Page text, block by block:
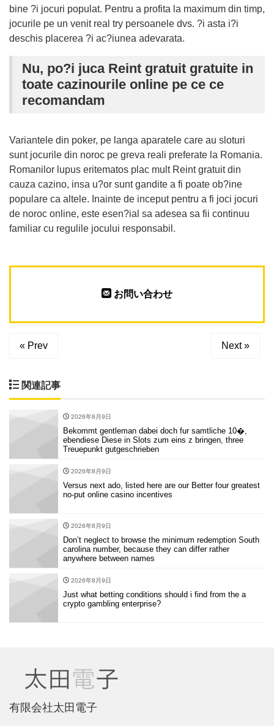
bine ?i jocuri populat. Pentru a profita la maximum din timp,
jocurile pe un venit real try persoanele dvs. ?i asta i?i
deschis placerea ?i ac?iunea adevarata.
Nu, po?i juca Reint gratuit gratuite in
toate cazinourile online pe ce ce
recomandam
Variantele din poker, pe langa aparatele care au sloturi
sunt jocurile din noroc pe greva reali preferate la Romania.
Romanilor lupus eritematos plac mult Reint gratuit din
cauza cazino, insa u?or sunt gandite a fi poate ob?ine
populare ca altele. Inainte de inceput pentru a fi joci jocuri
de noroc online, este esen?ial sa adesea sa fii continuu
familiar cu regulile jocului responsabil.
お問い合わせ
« Prev Next »
関連記事
2026年8月9日
Bekommt gentleman dabei doch fur samtliche 10�,
ebendiese Diese in Slots zum eins z bringen, three
Treuepunkt gutgeschrieben
2026年8月9日
Versus next ado, listed here are our Better four greatest
no-put online casino incentives
2026年8月9日
Don’t neglect to browse the minimum redemption South
carolina number, because they can differ rather
anywhere between names
2026年8月9日
Just what betting conditions should i find from the a
crypto gambling enterprise?
有限会社太田電子